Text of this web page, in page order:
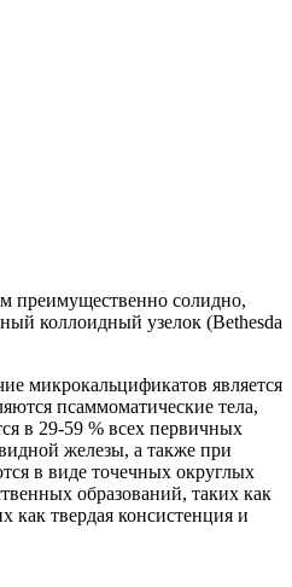
преимущественно солидно,
коллоидный узелок (Bethesda
микрокальцификатов является
псаммоматические тела,
в 29-59 % всех первичных
железы, а также при
в виде точечных округлых
образований, таких как
как твердая консистенция и